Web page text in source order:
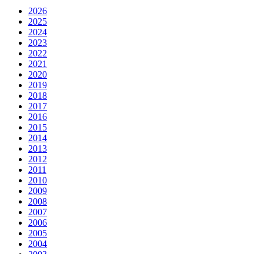
2026
2025
2024
2023
2022
2021
2020
2019
2018
2017
2016
2015
2014
2013
2012
2011
2010
2009
2008
2007
2006
2005
2004